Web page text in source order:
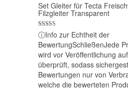
Set Gleiter für Tecta
Filzgleiter Transparent
Bewertet mit
5.00
von 5
ⓘInfo zur Echtheit der
BewertungSchließenJede
wird vor Veröffentlichung
überprüft, sodass
Bewertungen nur von
welche die bewerteten